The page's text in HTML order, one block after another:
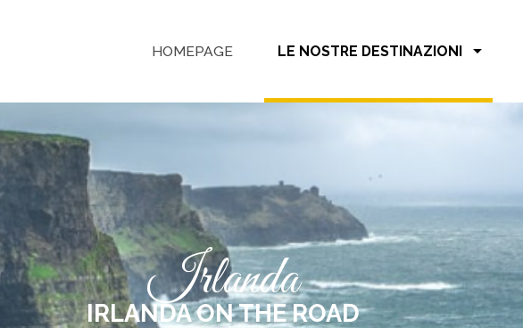
HOMEPAGE LE NOSTRE DESTINAZIONI arrow_drop_down
Irlanda
IRLANDA ON THE ROAD